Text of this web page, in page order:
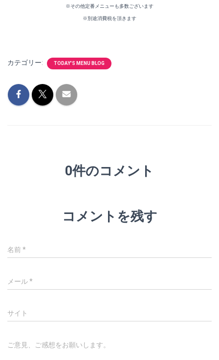
※その他定番メニューも多数ございます
※別途消費税を頂きます
カテゴリー: TODAY'S MENU BLOG
0件のコメント
コメントを残す
名前*
メール*
サイト
ご意見、ご感想をお願いします。